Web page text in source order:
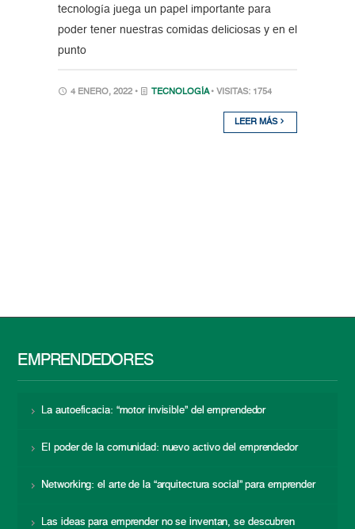
tecnología juega un papel importante para
poder tener nuestras comidas deliciosas y en el
punto
4 ENERO, 2022 • TECNOLOGÍA • VISITAS: 1754
LEER MÁS
EMPRENDEDORES
La autoeficacia: “motor invisible” del emprendedor
El poder de la comunidad: nuevo activo del emprendedor
Networking: el arte de la “arquitectura social” para emprender
Las ideas para emprender no se inventan, se descubren